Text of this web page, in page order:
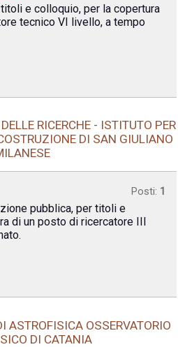
e colloquio, per la copertura
tecnico VI livello, a tempo
RICERCHE - ISTITUTO PER
DI SAN GIULIANO
Posti: 1
pubblica, per titoli e
di un posto di ricercatore III
ASTROFISICA OSSERVATORIO
DI CATANIA